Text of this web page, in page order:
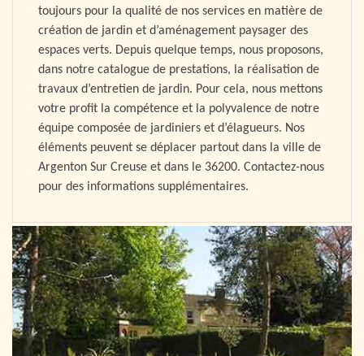
toujours pour la qualité de nos services en matière de
création de jardin et d’aménagement paysager des
espaces verts. Depuis quelque temps, nous proposons,
dans notre catalogue de prestations, la réalisation de
travaux d’entretien de jardin. Pour cela, nous mettons
votre profit la compétence et la polyvalence de notre
équipe composée de jardiniers et d’élagueurs. Nos
éléments peuvent se déplacer partout dans la ville de
Argenton Sur Creuse et dans le 36200. Contactez-nous
pour des informations supplémentaires.